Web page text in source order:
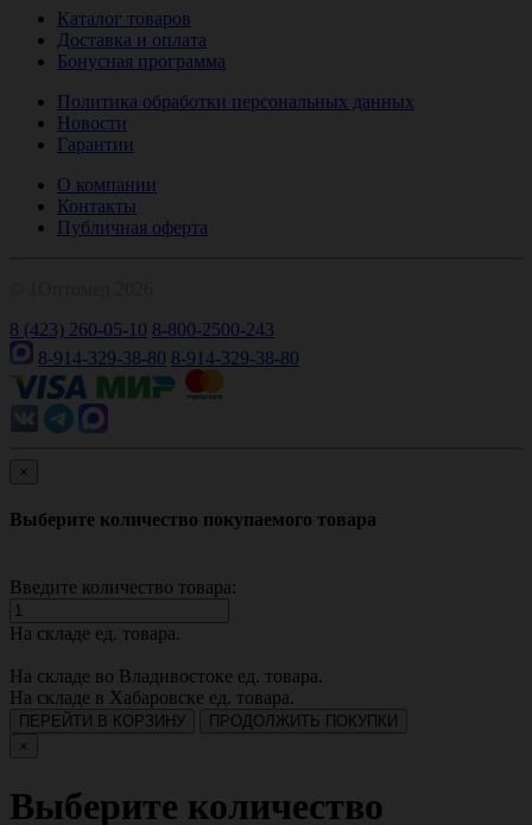
Каталог товаров
Доставка и оплата
Бонусная программа
Политика обработки персональных данных
Новости
Гарантии
О компании
Контакты
Публичная оферта
8 (423) 260-05-10 8-800-2500-243
8-914-329-38-80 8-914-329-38-80
×
Выберите количество покупаемого товара
Введите количество товара:
На складе ед. товара.
На складе во Владивостоке ед. товара.
На складе в Хабаровске ед. товара.
ПЕРЕЙТИ В КОРЗИНУ
ПРОДОЛЖИТЬ ПОКУПКИ
×
Выберите количество